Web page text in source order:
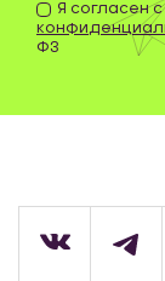
Я согласен
ФЗ